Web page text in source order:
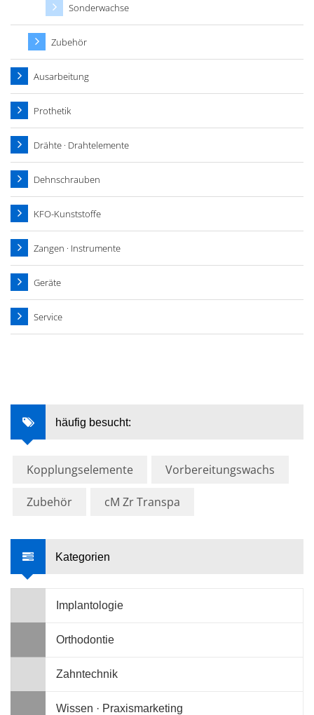
Sonderwachse
Zubehör
Ausarbeitung
Prothetik
Drähte · Drahtelemente
Dehnschrauben
KFO-Kunststoffe
Zangen · Instrumente
Geräte
Service
häufig besucht:
Kopplungselemente Vorbereitungswachs
Zubehör cM Zr Transpa
Kategorien
Implantologie
Orthodontie
Zahntechnik
Wissen · Praxismarketing